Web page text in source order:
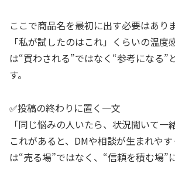
ここで商品名を最初に出す必要はあり
「私が試したのはこれ」くらいの温度
は“買わされる”ではなく“参考になる”
す。
✅投稿の終わりに置く一文
「同じ悩みの人いたら、状況聞いて一
これがあると、DMや相談が生まれや
は“売る場”ではなく、“信頼を積む場”